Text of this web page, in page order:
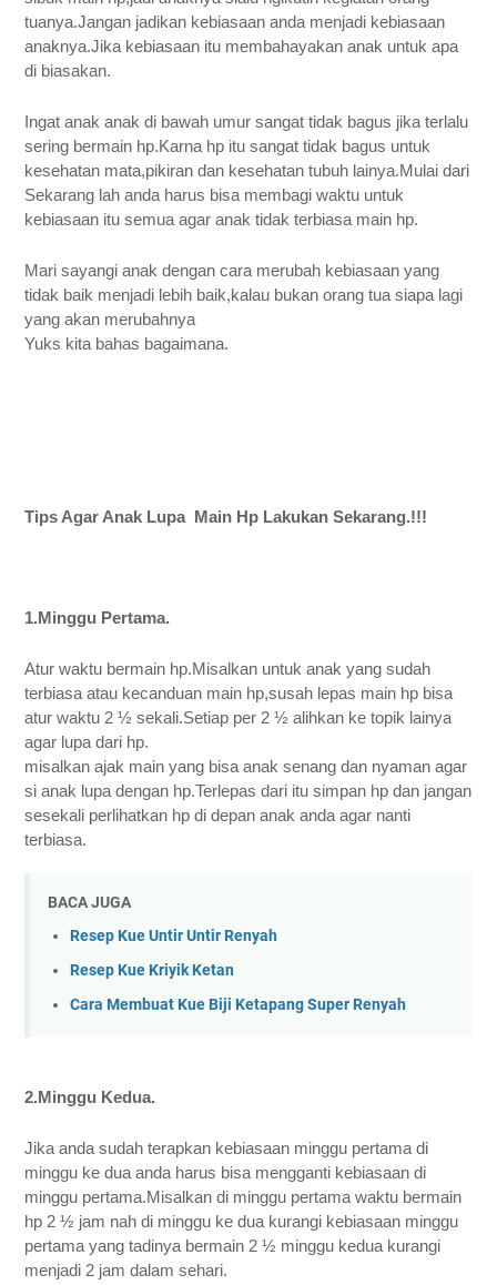
tuanya.Jangan jadikan kebiasaan anda menjadi kebiasaan
anaknya.Jika kebiasaan itu membahayakan anak untuk apa
di biasakan.
Ingat anak anak di bawah umur sangat tidak bagus jika terlalu
sering bermain hp.Karna hp itu sangat tidak bagus untuk
kesehatan mata,pikiran dan kesehatan tubuh lainya.Mulai dari
Sekarang lah anda harus bisa membagi waktu untuk
kebiasaan itu semua agar anak tidak terbiasa main hp.
Mari sayangi anak dengan cara merubah kebiasaan yang
tidak baik menjadi lebih baik,kalau bukan orang tua siapa lagi
yang akan merubahnya
Yuks kita bahas bagaimana.
Tips Agar Anak Lupa  Main Hp Lakukan Sekarang.!!!
1.Minggu Pertama.
Atur waktu bermain hp.Misalkan untuk anak yang sudah
terbiasa atau kecanduan main hp,susah lepas main hp bisa
atur waktu 2 ½ sekali.Setiap per 2 ½ alihkan ke topik lainya
agar lupa dari hp.
misalkan ajak main yang bisa anak senang dan nyaman agar
si anak lupa dengan hp.Terlepas dari itu simpan hp dan jangan
sesekali perlihatkan hp di depan anak anda agar nanti
terbiasa.
BACA JUGA
Resep Kue Untir Untir Renyah
Resep Kue Kriyik Ketan
Cara Membuat Kue Biji Ketapang Super Renyah
2.Minggu Kedua.
Jika anda sudah terapkan kebiasaan minggu pertama di
minggu ke dua anda harus bisa mengganti kebiasaan di
minggu pertama.Misalkan di minggu pertama waktu bermain
hp 2 ½ jam nah di minggu ke dua kurangi kebiasaan minggu
pertama yang tadinya bermain 2 ½ minggu kedua kurangi
menjadi 2 jam dalam sehari.